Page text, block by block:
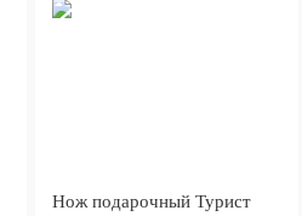
Нож подарочный Турист